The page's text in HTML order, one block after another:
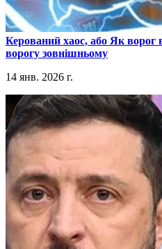
​Керований хаос, або Як ворог
ворогу зовнішньому
14 янв. 2026 г.